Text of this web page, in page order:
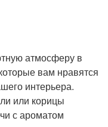
атмосферу в
вам нравятся
интерьера.
или корицы
с ароматом